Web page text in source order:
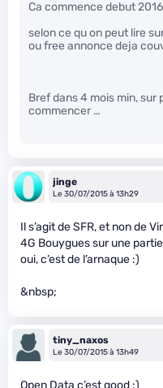
Ca commence debut
selon ce qu on peut lire
ou free annonce deja
Bref dans 4 mois min, sur
commencer …
jinge
Le 30/07/2015 à 13h29
Il s’agit de SFR, et non de
4G Bouygues sur une
oui, c’est de l’arnaque :)
&nbsp;
tiny_naxos
Le 30/07/2015 à 13h49